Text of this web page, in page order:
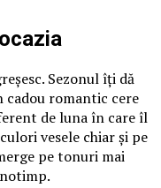
Sezonul îți dă
cadou romantic cere
de luna în care îl
vesele chiar și pe
pe tonuri mai